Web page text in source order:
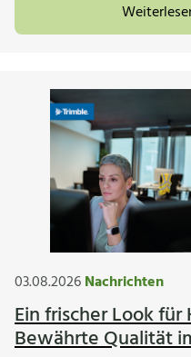
03.08.2026Nachrichten
Ein frischer Look für
Bewährte Qualität